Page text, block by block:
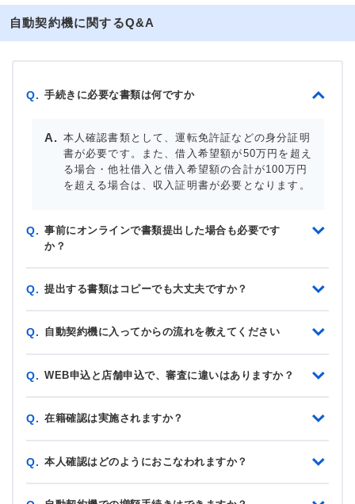
自動契約機に関するQ&A
Q. 手続きに必要な書類は何ですか
本人確認書類として、運転免許証などの身分証明
書が必要です。また、借入希望額が50万円を超え
る場合・他社借入と借入希望額の合計が100万円
を超える場合は、収入証明書が必要となります。
Q. 事前にオンラインで書類提出した場合も必要です
か？
Q. 提出する書類はコピーでも大丈夫ですか？
Q. 自動契約機に入ってからの流れを教えてください
Q. WEB申込と店舗申込で、審査に違いはありますか？
Q. 在籍確認は実施されますか？
Q. 本人確認はどのようにおこなわれますか？